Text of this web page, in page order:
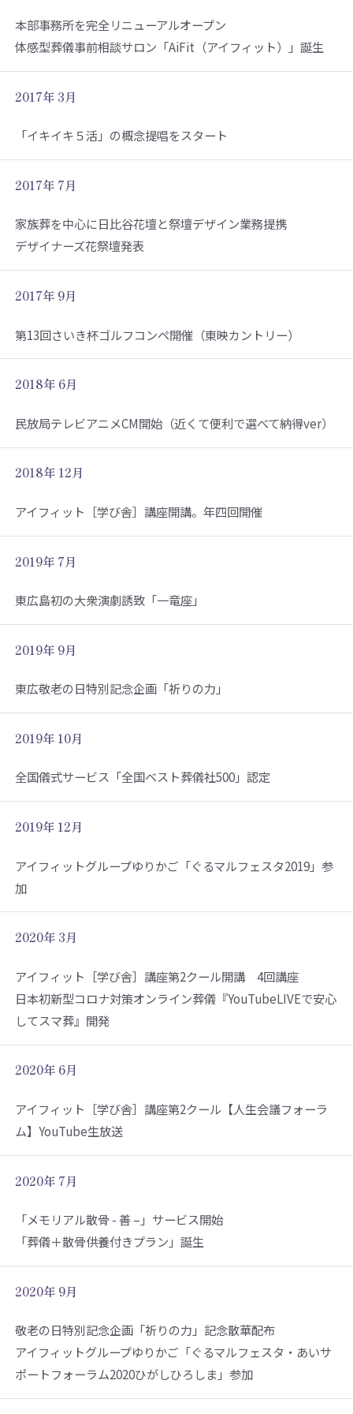
本部事務所を完全リニューアルオープン
体感型葬儀事前相談サロン「AiFit（アイフィット）」誕生
2017年 3月
「イキイキ５活」の概念提唱をスタート
2017年 7月
家族葬を中心に日比谷花壇と祭壇デザイン業務提携
デザイナーズ花祭壇発表
2017年 9月
第13回さいき杯ゴルフコンペ開催（東映カントリー）
2018年 6月
民放局テレビアニメCM開始（近くて便利で選べて納得ver）
2018年 12月
アイフィット［学び舎］講座開講。年四回開催
2019年 7月
東広島初の大衆演劇誘致「一竜座」
2019年 9月
東広敬老の日特別記念企画「祈りの力」
2019年 10月
全国儀式サービス「全国ベスト葬儀社500」認定
2019年 12月
アイフィットグループゆりかご「ぐるマルフェスタ2019」参
加
2020年 3月
アイフィット［学び舎］講座第2クール開講 4回講座
日本初新型コロナ対策オンライン葬儀『YouTubeLIVEで安心
してスマ葬』開発
2020年 6月
アイフィット［学び舎］講座第2クール【人生会議フォーラ
ム】YouTube生放送
2020年 7月
「メモリアル散骨 - 善 –」サービス開始
「葬儀＋散骨供養付きプラン」誕生
2020年 9月
敬老の日特別記念企画「祈りの力」記念散華配布
アイフィットグループゆりかご「ぐるマルフェスタ・あいサ
ポートフォーラム2020ひがしひろしま」参加